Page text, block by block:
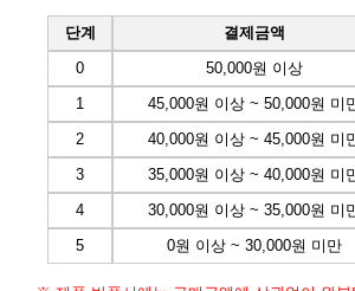
단계 결제금액
0
50,000원 이상
1
45,000원 이상 ~ 50,000원 미
2
40,000원 이상 ~ 45,000원 미
3
35,000원 이상 ~ 40,000원 미
4
30,000원 이상 ~ 35,000원 미
5
0원 이상 ~ 30,000원 미만